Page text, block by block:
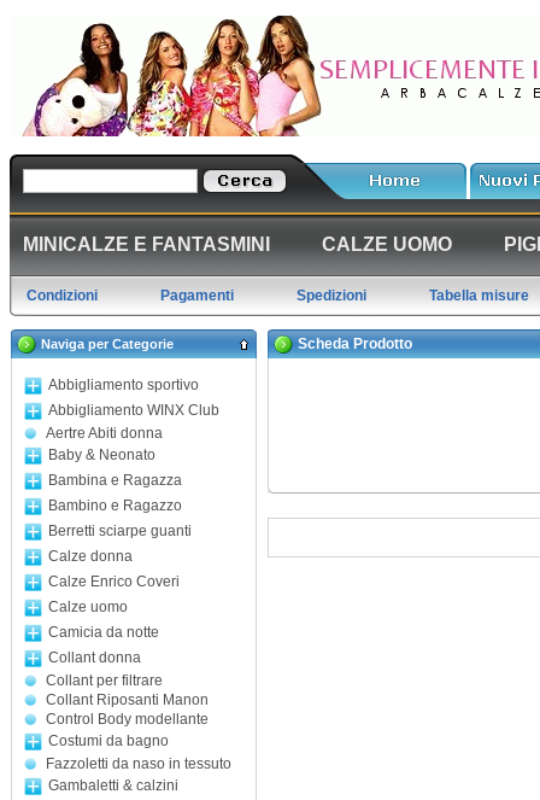
MINICALZE E FANTASMINI CALZE UOMO
Condizioni Pagamenti Spedizioni Tabella misure
Naviga per Categorie
Abbigliamento sportivo
Abbigliamento WINX Club
Aertre Abiti donna
Baby & Neonato
Bambina e Ragazza
Bambino e Ragazzo
Berretti sciarpe guanti
Calze donna
Calze Enrico Coveri
Calze uomo
Camicia da notte
Collant donna
Collant per filtrare
Collant Riposanti Manon
Control Body modellante
Costumi da bagno
Fazzoletti da naso in tessuto
Gambaletti & calzini
Scheda Prodotto